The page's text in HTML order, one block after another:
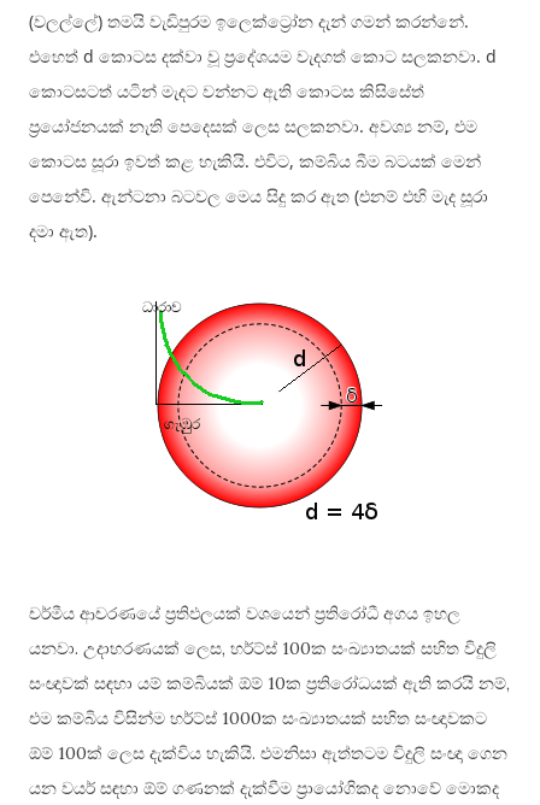
(වලල්ලේ) තමයි වැඩිපුරම ඉලෙක්ට්‍රෝන දැන් ගමන් කරන්නේ.
එහෙත් d කොටස දක්වා වූ ප්‍රදේශයම වැදගත් කොට සලකනවා. d
කොටසටත් යටින් මැදට වන්නට ඇති කොටස කිසිසේත්
ප්‍රයෝජනයක් නැති පෙදෙසක් ලෙස සලකනවා. අවශ්‍ය නම්, එම
කොටස සූරා ඉවත් කළ හැකියි. එවිට, කම්බිය බීම බටයක් මෙන්
පෙනේවි. ඇන්ටනා බටවල මෙය සිදු කර ඇත (එනම් එහි මැද සූරා
දමා ඇත).
චර්මීය ආචරණයේ ප්‍රතිඵලයක් වශයෙන් ප්‍රතිරෝධී අගය ඉහල
යනවා. උදාහරණයක් ලෙස, හර්ට්ස් 100ක සංඛ්‍යාතයක් සහිත විදුලි
සංඥාවක් සඳහා යම් කම්බියක් ඕම් 10ක ප්‍රතිරෝධයක් ඇති කරයි නම්,
එම කම්බිය විසින්ම හර්ට්ස් 1000ක සංඛ්‍යාතයක් සහිත සංඥාවකට
ඕම් 100ක් ලෙස දැක්විය හැකියි. එමනිසා ඇත්තටම විදුලි සංඥා ගෙන
යන වයර් සඳහා ඕම් ගණනක් දැක්වීම ප්‍රායෝගිකද නොවේ මොකද